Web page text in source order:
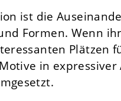
ist die
Formen. Wenn
Plätzen
in